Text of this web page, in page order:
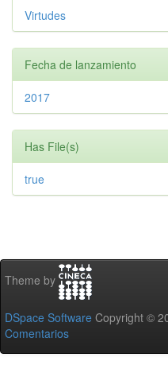
Virtudes
Fecha de lanzamiento
2017
Has File(s)
true
Theme by
DSpace Software Copyright ©
Comentarios